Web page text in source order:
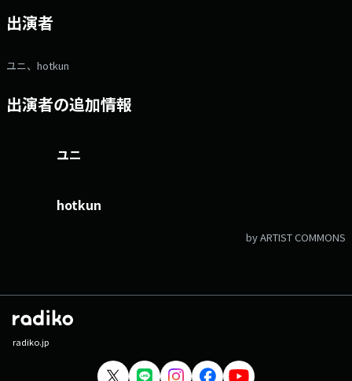
出演者
ユニ、hotkun
出演者の追加情報
ユニ
hotkun
by ARTIST COMMONS
radiko.jp